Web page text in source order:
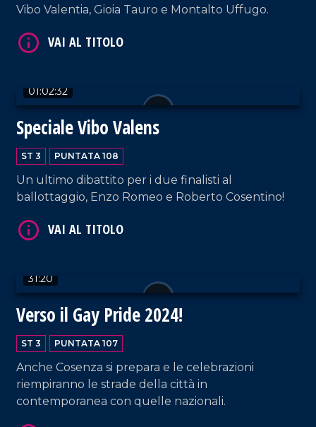
Vibo Valentia, Gioia Tauro e Montalto Uffugo.
01:02:32
Speciale Vibo Valens
ST 3 PUNTATA 108
Un ultimo dibattito per i due finalisti al
ballottaggio, Enzo Romeo e Roberto Cosentino!
31:20
Verso il Gay Pride 2024!
ST 3 PUNTATA 107
Anche Cosenza si prepara e le celebrazioni
riempiranno le strade della città in
contemporanea con quelle nazionali.
VAI AL TITOLO
VAI AL TITOLO